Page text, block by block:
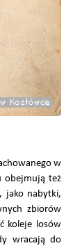
w
obejmują też
jako nabytki,
zbiorów
koleje losów
wracają do